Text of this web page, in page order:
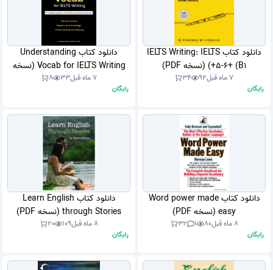
دانلود کتاب IELTS Writing: IELTS
5-6+ (B1+) (نسخه PDF)
7 ماه قبل 92
34
رایگان
دانلود کتاب Understanding
Vocab for IELTS Writing (نسخه
PDF)
7 ماه قبل 33
8
رایگان
دانلود کتاب Word power made
easy (نسخه PDF)
8 ماه قبل 80
1
32
رایگان
دانلود کتاب Learn English
through Stories (نسخه PDF)
8 ماه قبل 109
20
رایگان